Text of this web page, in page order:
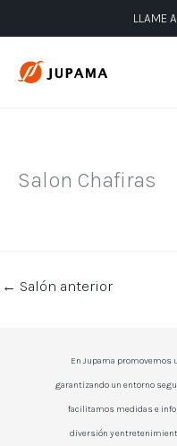
al
contenido
LLAME
Salon Chafiras
← Salón anterior
En Jupama promovemos
garantizando un entorno
facilitamos medidas e
diversión y